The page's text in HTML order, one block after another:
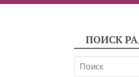
ПОИСК